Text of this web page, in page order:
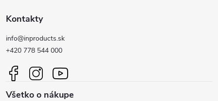
á
p
ä
Kontakty
info@inproducts.sk
+420 778 544 000
Všetko o nákupe